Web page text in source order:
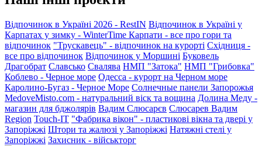
Відпочинок в Україні 2026 - RestIN Відпочинок в Україні у
Карпатах у зимку - WinterTime Карпати - все про гори та
відпочинок "Трускавець" - відпочинок на курорті Східниця -
все про відпочинок Відпочинок у Моршині Буковель
Драгобрат Славсько Свалява НМП "Затока" НМП "Грибовка"
Коблево - Черное море Одесса - курорт на Черном море
Каролино-Бугаз - Черное Море Солнечные панели Запорожья
MedoveMisto.com - натуральний віск та вощина Долина Меду -
магазин для бджолярів Вадим Слюсарєв Слюсарев Вадим
Region Touch-IT "Фабрика вікон" - пластикові вікна та двері у
Запоріжжі Штори та жалюзі у Запоріжжі Натяжні стелі у
Запоріжжі Захисник - військторг